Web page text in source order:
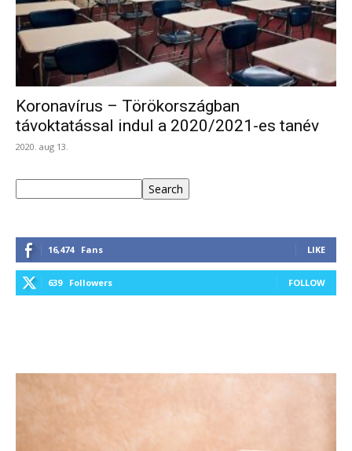
Koronavírus – Törökországban
távoktatással indul a 2020/2021-es tanév
2020. aug 13.
Search
16,474 Fans LIKE
639 Followers FOLLOW